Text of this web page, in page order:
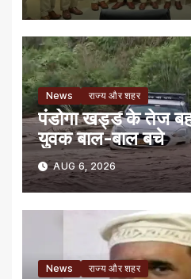
News राज्य और शहर
पंडोगा खड्ड के तेज
युवक बाल-बाल बचे
AUG 6, 2026
News राज्य और शहर